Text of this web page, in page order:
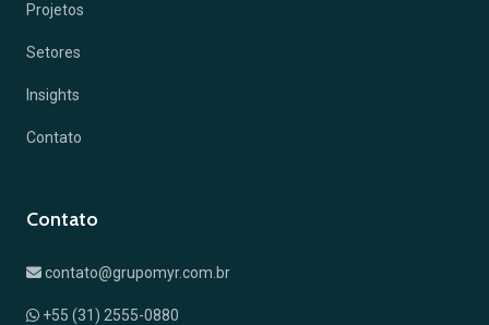
Projetos
Setores
Insights
Contato
Contato
contato@grupomyr.com.br
+55 (31) 2555-0880